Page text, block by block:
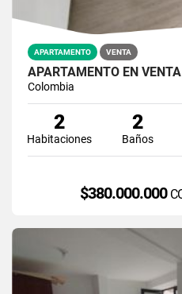
APARTAMENTO VENTA
APARTAMENTO EN
Colombia
2
Habitaciones
2
Baños
$380.000.000